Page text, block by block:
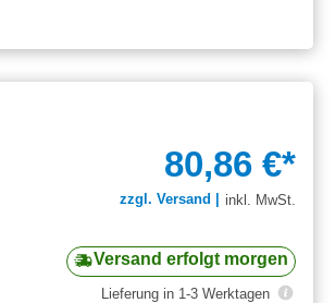
80,86 €*
zzgl. Versand | inkl. MwSt.
Versand erfolgt morgen
Lieferung in 1-3 Werktagen